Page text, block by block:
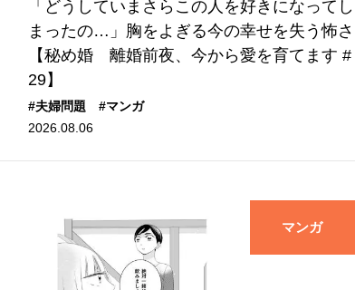
「どうしていまさらこの人を好きになってし
まったの…」胸をよぎる今の幸せを失う怖さ
【秘め婚 離婚前夜、今から愛を育てます #
29】
#夫婦問題
#マンガ
2026.08.06
マンガ